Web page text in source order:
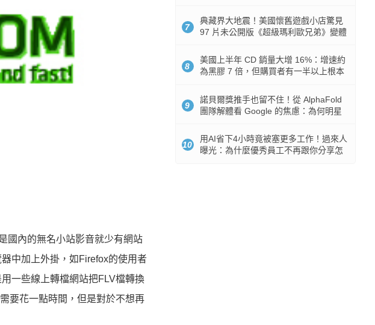
國內的無名小站影音就少有網站
中加上外掛，如Firefox的使用者
一些線上轉檔網站把FLV檔轉換
要花一點時間，但是對於不想再
7
典藏界大地震！美國懷舊遊戲小店驚見
97 片未公開版《超級瑪利歐兄弟》變體
8
美國上半年 CD 銷量大增 16%：增速約
為黑膠 7 倍，但購買者有一半以上根本
9
諾貝爾獎推手也留不住！從 AlphaFold
團隊解體看 Google 的焦慮：為何明星
10
用AI省下4小時竟被塞更多工作！過來人
曝光：為什麼優秀員工不再跟你分享怎